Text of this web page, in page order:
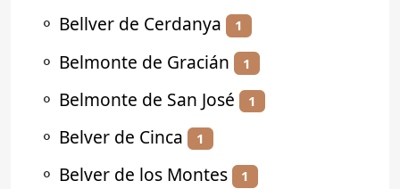
⚬ Bellver de Cerdanya 1
⚬ Belmonte de Gracián 1
⚬ Belmonte de San José 1
⚬ Belver de Cinca 1
⚬ Belver de los Montes 1